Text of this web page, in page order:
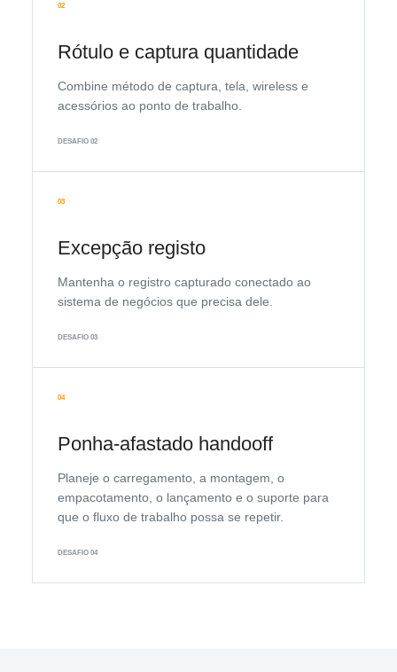
02
Rótulo e captura quantidade
Combine método de captura, tela, wireless e
acessórios ao ponto de trabalho.
DESAFIO 02
03
Excepção registo
Mantenha o registro capturado conectado ao
sistema de negócios que precisa dele.
DESAFIO 03
04
Ponha-afastado handooff
Planeje o carregamento, a montagem, o
empacotamento, o lançamento e o suporte para
que o fluxo de trabalho possa se repetir.
DESAFIO 04